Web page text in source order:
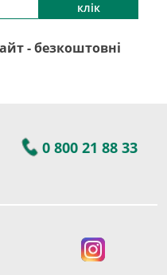
клік
- безкоштовні
0 800 21 88 33